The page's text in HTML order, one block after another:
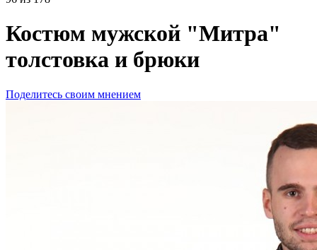
Костюм мужской "Митра"
толстовка и брюки
Поделитесь своим мнением